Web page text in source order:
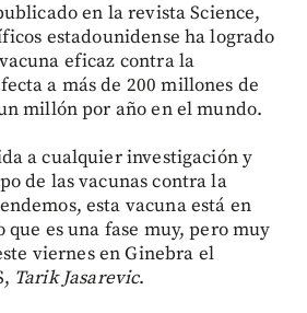
en la revista Science,
estadounidense ha logrado
eficaz contra la
a más de 200 millones de
millón por año en el mundo.
a cualquier investigación y
de las vacunas contra la
esta vacuna está en
que es una fase muy, pero muy
viernes en Ginebra el
Tarik Jasarevic.